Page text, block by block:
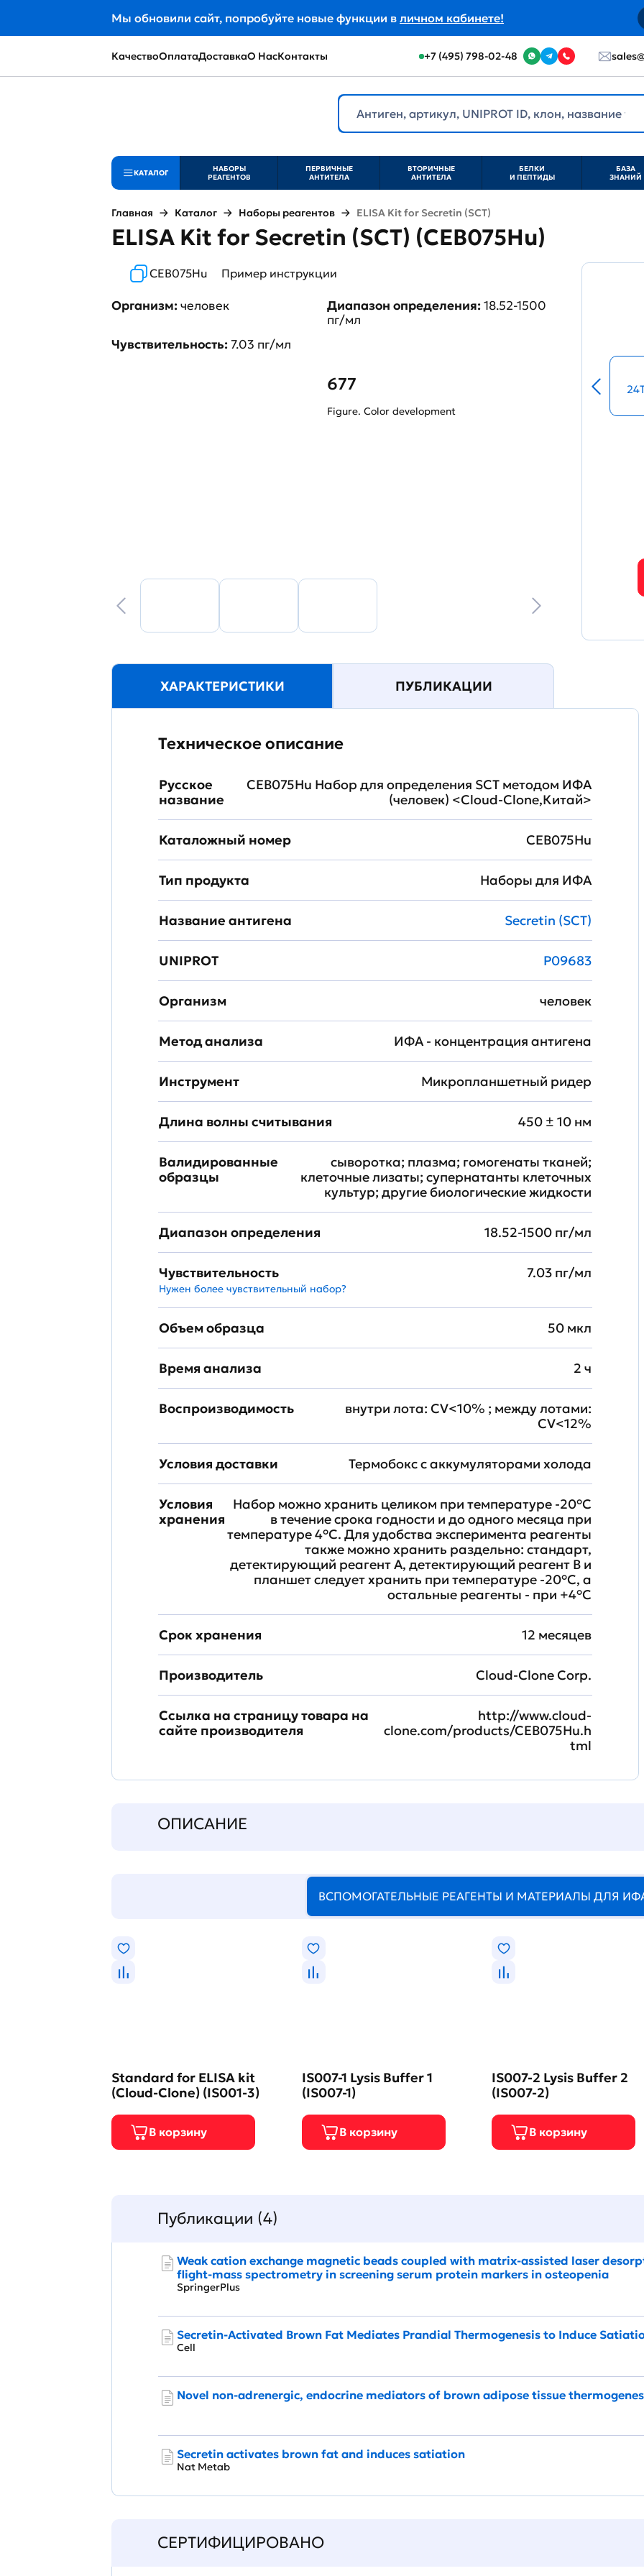
Мы обновили сайт, попробуйте новые функции в личном кабинете!
КачествоОплатаДоставкаО НасКонтакты +7 (495) 798-02-48
КАТАЛОГ
НАБОРЫ
РЕАГЕНТОВ
ПЕРВИЧНЫЕ
АНТИТЕЛА
ВТОРИЧНЫЕ
АНТИТЕЛА
БЕЛКИ
И ПЕПТИДЫ
БАЗА
ЗНАНИЙ
Главная Каталог Наборы реагентов ELISA Kit for Secretin (SCT)
ELISA Kit for Secretin (SCT) (CEB075Hu)
CEB075Hu Пример инструкции
Организм:человек Диапазон определения:18.52-1500
пг/мл
Чувствительность:7.03 пг/мл
677
Figure. Color development
ХАРАКТЕРИСТИКИ ПУБЛИКАЦИИ
Техническое описание
Русское
название
CEB075Hu Набор для определения SCT методом ИФА
(человек) <Cloud-Clone,Китай>
Каталожный номер CEB075Hu
Тип продукта Наборы для ИФА
Название антигена Secretin (SCT)
UNIPROT P09683
Организм человек
Метод анализа ИФА - концентрация антигена
Инструмент Микропланшетный ридер
Длина волны считывания 450 ± 10 нм
Валидированные
образцы
сыворотка; плазма; гомогенаты тканей;
клеточные лизаты; супернатанты клеточных
культур; другие биологические жидкости
Диапазон определения 18.52-1500 пг/мл
Чувствительность
Нужен более чувствительный набор?
7.03 пг/мл
Объем образца 50 мкл
Время анализа 2 ч
Воспроизводимость
внутри лота: CV<10% ; между лотами:
CV<12%
Условия доставки Термобокс с аккумуляторами холода
Условия
хранения
Набор можно хранить целиком при температуре -20°C
в течение срока годности и до одного месяца при
температуре 4°C. Для удобства эксперимента реагенты
также можно хранить раздельно: стандарт,
детектирующий реагент A, детектирующий реагент B и
планшет следует хранить при температуре -20°C, а
остальные реагенты - при +4°С
Срок хранения 12 месяцев
Производитель Cloud-Clone Corp.
Ссылка на страницу товара на
сайте производителя
http://www.cloud-
clone.com/products/CEB075Hu.h
tml
ОПИСАНИЕ
ВСПОМОГАТЕЛЬНЫЕ РЕАГЕНТЫ И МАТЕРИАЛЫ ДЛЯ
Standard for ELISA kit
(Cloud-Clone) (IS001-3)
IS007-1 Lysis Buffer 1
(IS007-1)
IS007-2 Lysis Buffer 2
(IS007-2)
Публикации (4)
Weak cation exchange magnetic beads coupled with matrix-assisted laser
flight-mass spectrometry in screening serum protein markers in osteopenia
SpringerPlus
Secretin-Activated Brown Fat Mediates Prandial Thermogenesis to Induce
Cell
Novel non-adrenergic, endocrine mediators of brown adipose tissue
Secretin activates brown fat and induces satiation
Nat Metab
СЕРТИФИЦИРОВАНО